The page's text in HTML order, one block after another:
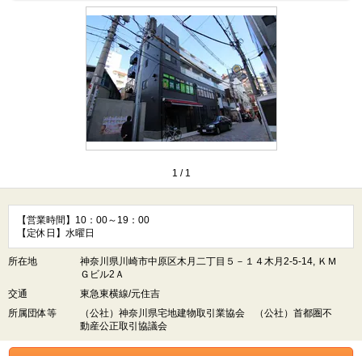
TOP
1 / 1
【営業時間】10：00～19：00
【定休日】水曜日
所在地
神奈川県川崎市中原区木月二丁目５－１４木月2-5-14, ＫＭ
Ｇビル2Ａ
交通
東急東横線/元住吉
所属団体等
（公社）神奈川県宅地建物取引業協会 （公社）首都圏不
動産公正取引協議会